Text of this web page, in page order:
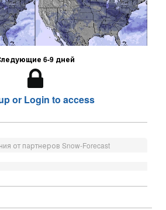
6-9 дней
or Login to access
от партнеров Snow-Forecast